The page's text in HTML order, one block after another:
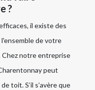
?
il existe des
de votre
Chez notre entreprise
peut
toit. S’il s’avère que